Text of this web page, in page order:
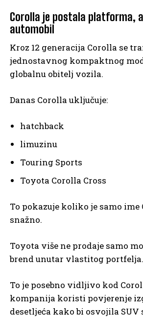
Corolla je postala platforma,
automobil
Kroz 12 generacija Corolla se
jednostavnog kompaktnog
globalnu obitelj vozila.
Danas Corolla uključuje:
hatchback
limuzinu
Touring Sports
Toyota Corolla Cross
To pokazuje koliko je samo ime
snažno.
Toyota više ne prodaje samo
brend unutar vlastitog portfelja.
To je posebno vidljivo kod
kompanija koristi povjerenje
desetljeća kako bi osvojila